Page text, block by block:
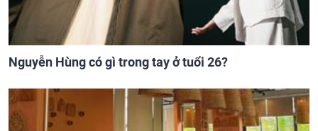
Nguyễn Hùng có gì trong tay ở tuổi 26?